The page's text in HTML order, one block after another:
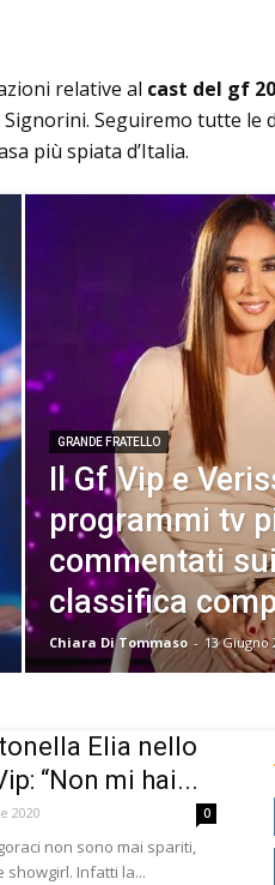
relative al cast del gf
Seguiremo tutte le
più spiata d’Italia.
GRANDE FRATELLO
Il Gf Vip e
programmi tv
commentati
classifica
Chiara Di Tommaso - 13 Giugno
Elia nello
“Non mi hai...
2020 0
non sono mai spariti,
showgirl. Infatti la...